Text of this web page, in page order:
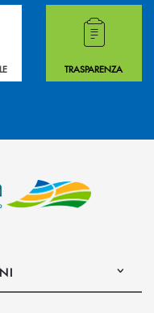
richiamiamo
&nbsp;vicina a te. &nbsp;
Hai bisogno di
TRASPARENZA